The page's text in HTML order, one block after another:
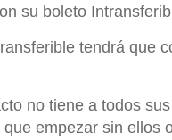
su boleto
tendrá que
no tiene a todos sus
empezar sin ellos